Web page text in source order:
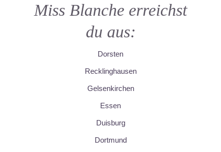
Miss Blanche erreichst
du aus:
Dorsten
Recklinghausen
Gelsenkirchen
Essen
Duisburg
Dortmund